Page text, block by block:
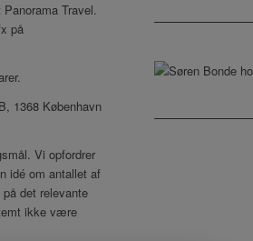
Travel.
på
1368 København
Vi opfordrer
idé om antallet af
det relevante
ikke være